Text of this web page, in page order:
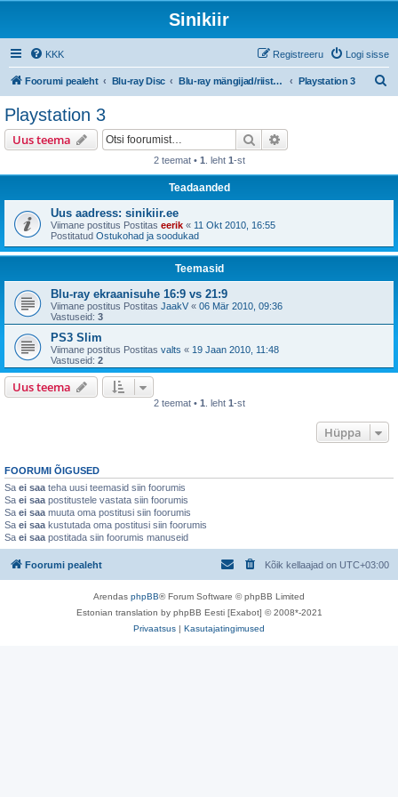
Sinikiir
KKK Logi sisse
Registreeru
Foorumi pealeht Blu-ray Disc Blu-ray mängijad/riistvara Playstation 3
Playstation 3
Uus teema Otsi
2 teemat • 1 . leht 1-st
Teadaanded
Uus aadress: sinikiir.ee
Viimane postitus Postitas eerik « 11 Okt 2010, 16:55
Postitatud Ostukohad ja soodukad
Teemasid
Blu-ray ekraanisuhe 16:9 vs 21:9
Viimane postitus Postitas JaakV « 06 Mär 2010, 09:36
Vastuseid: 3
PS3 Slim
Viimane postitus Postitas valts « 19 Jaan 2010, 11:48
Vastuseid: 2
Uus teema
2 teemat • 1 . leht 1-st
Hüppa
FOORUMI ÕIGUSED
Sa ei saa teha uusi teemasid siin foorumis
Sa ei saa postitustele vastata siin foorumis
Sa ei saa muuta oma postitusi siin foorumis
Sa ei saa kustutada oma postitusi siin foorumis
Sa ei saa postitada siin foorumis manuseid
Foorumi pealeht Kõik kellaajad on UTC+03:00
Arendas phpBB® Forum Software © phpBB Limited
Estonian translation by phpBB Eesti [Exabot] © 2008*-2021
Privaatsus | Kasutajatingimused